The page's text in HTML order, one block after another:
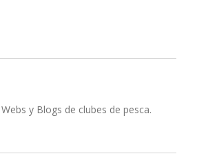
y Blogs de clubes de pesca.